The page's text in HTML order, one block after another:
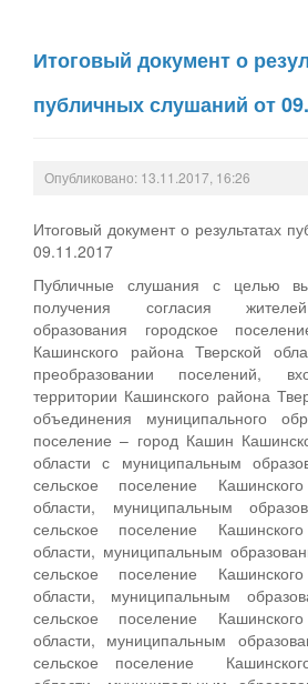
Итоговый документ о
публичных слушаний от
Опубликовано: 13.11.2017, 16:26
Итоговый документ о результатах
09.11.2017
Публичные слушания с целью
получения согласия
образования городское
Кашинского района Тверской
преобразовании поселений,
территории Кашинского района
объединения муниципального
поселение – город Кашин
области с муниципальным
сельское поселение
области, муниципальным
сельское поселение
области, муниципальным
сельское поселение
области, муниципальным
сельское поселение
области, муниципальным
сельское поселение